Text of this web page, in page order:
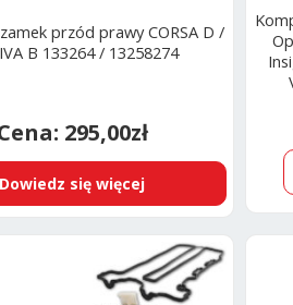
przód prawy CORSA D /
B 133264 / 13258274
295,00zł
Dowiedz się więcej